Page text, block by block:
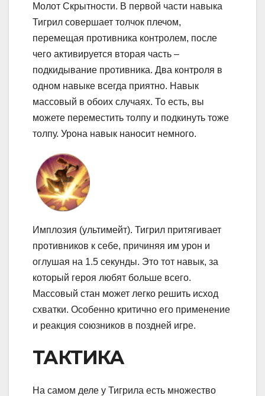
Молот Скрытности. В первой части навыка
Тигрил совершает толчок плечом,
перемещая противника контролем, после
чего активируется вторая часть –
подкидывание противника. Два контроля в
одном навыке всегда приятно. Навык
массовый в обоих случаях. То есть, вы
можете переместить толпу и подкинуть тоже
толпу. Урона навык наносит немного.
Имплозия (ультимейт). Тигрил притягивает
противников к себе, причиняя им урон и
оглушая на 1.5 секунды. Это тот навык, за
который героя любят больше всего.
Массовый стан может легко решить исход
схватки. Особенно критично его применение
и реакция союзников в поздней игре.
ТАКТИКА
На самом деле у Тигрила есть множество